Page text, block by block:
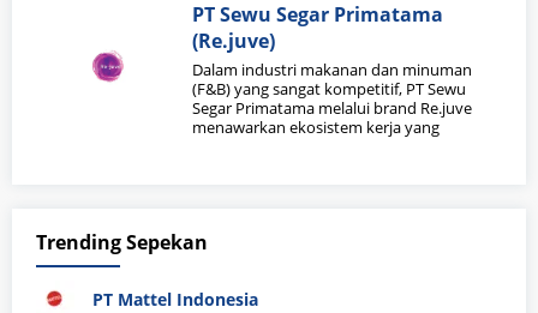
PT Sewu Segar Primatama
(Re.juve)
Dalam industri makanan dan minuman
(F&B) yang sangat kompetitif, PT Sewu
Segar Primatama melalui brand Re.juve
menawarkan ekosistem kerja yang
Trending Sepekan
PT Mattel Indonesia